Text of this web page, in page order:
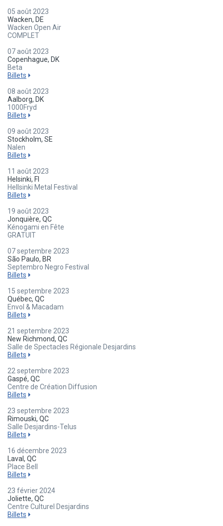
05 août 2023
Wacken, DE
Wacken Open Air
COMPLET
07 août 2023
Copenhague, DK
Beta
Billets
08 août 2023
Aalborg, DK
1000Fryd
Billets
09 août 2023
Stockholm, SE
Nalen
Billets
11 août 2023
Helsinki, FI
Hellsinki Metal Festival
Billets
19 août 2023
Jonquière, QC
Kénogami en Fête
GRATUIT
07 septembre 2023
São Paulo, BR
Septembro Negro Festival
Billets
15 septembre 2023
Québec, QC
Envol & Macadam
Billets
21 septembre 2023
New Richmond, QC
Salle de Spectacles Régionale Desjardins
Billets
22 septembre 2023
Gaspé, QC
Centre de Création Diffusion
Billets
23 septembre 2023
Rimouski, QC
Salle Desjardins-Telus
Billets
16 décembre 2023
Laval, QC
Place Bell
Billets
23 février 2024
Joliette, QC
Centre Culturel Desjardins
Billets